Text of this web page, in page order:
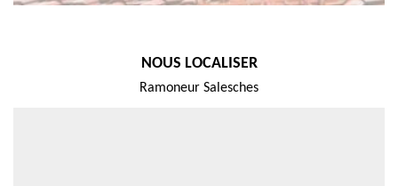
NOUS LOCALISER
Ramoneur Salesches